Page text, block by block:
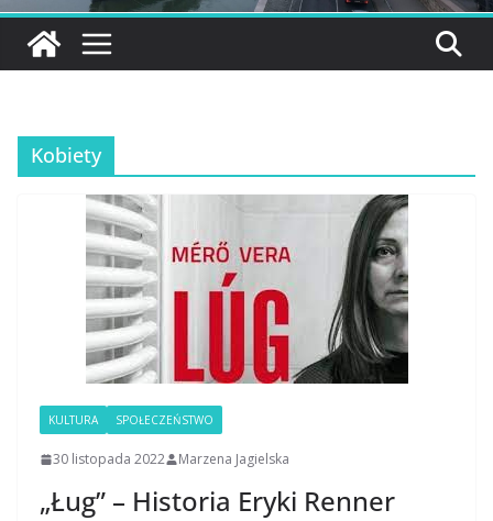
Kobiety
KULTURA SPOŁECZEŃSTWO
30 listopada 2022 Marzena Jagielska
„Ług” – Historia Eryki Renner